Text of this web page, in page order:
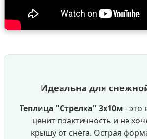
Идеальна для
Теплица "Стрелка" 3х10м - это
ценит практичность и не
крышу от снега. Острая